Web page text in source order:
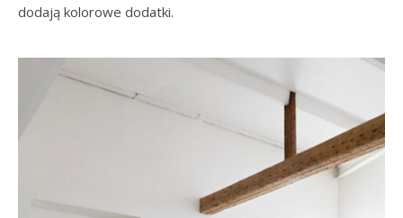
dodają kolorowe dodatki.